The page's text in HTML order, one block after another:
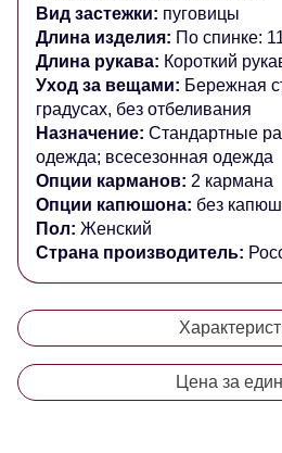
Вид застежки: пуговицы
Длина изделия: По спинке:
Длина рукава: Короткий
Уход за вещами: Бережная
градусах, без отбеливания
Назначение: Стандартные
одежда; всесезонная одежда
Опции карманов: 2 кармана
Опции капюшона: без
Пол: Женский
Страна производитель:
Цена за